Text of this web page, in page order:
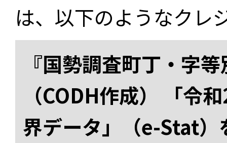
は、以下のようなクレ
『国勢調査町丁・字
（CODH作成） 「令
界データ」（e-Stat）